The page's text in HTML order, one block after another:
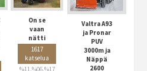
On se
vaan
nätti
1617
katselua
%11.%06.%17
Valtra A93
ja Pronar
PUV
3000m ja
Näppä
2600